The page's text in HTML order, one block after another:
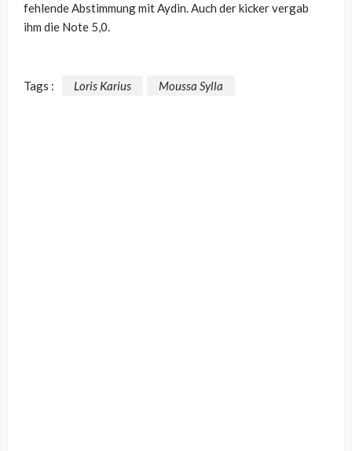
fehlende Abstimmung mit Aydin. Auch der kicker vergab
ihm die Note 5,0.
Tags : Loris Karius Moussa Sylla